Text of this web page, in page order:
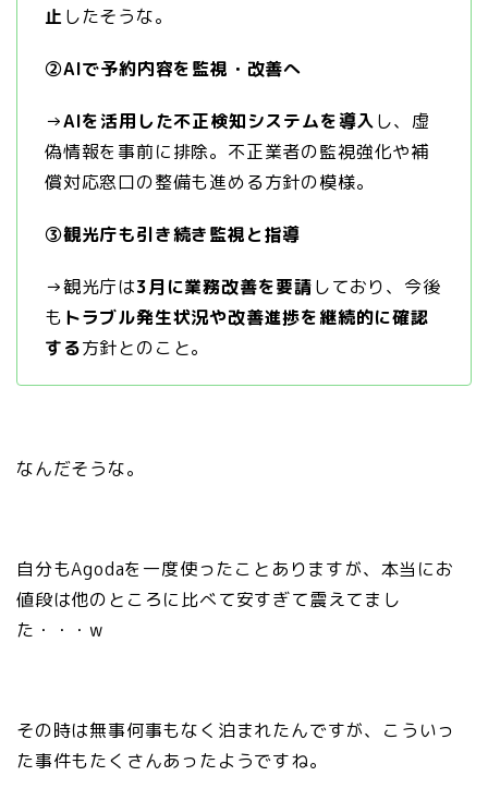
止 したそうな。
②AIで予約内容を監視・改善へ
→AIを活用した不正検知システムを導入し、虚
偽情報を事前に排除。不正業者の監視強化や補
償対応窓口の整備も進める方針の模様。
③観光庁も引き続き監視と指導
→観光庁は3月に業務改善を要請しており、今後
も トラブル発生状況や改善進捗を継続的に確認
する方針とのこと。
なんだそうな。
自分もAgodaを一度使ったことありますが、本当にお
値段は他のところに比べて安すぎて震えてまし
た・・・w
その時は無事何事もなく泊まれたんですが、こういっ
た事件もたくさんあったようですね。